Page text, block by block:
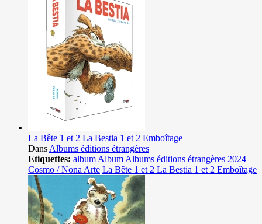
La Bête 1 et 2 La Bestia 1 et 2 Emboîtage
Dans Albums éditions étrangères
Etiquettes: album Album Albums éditions étrangères 2024
Cosmo / Nona Arte La Bête 1 et 2 La Bestia 1 et 2 Emboîtage